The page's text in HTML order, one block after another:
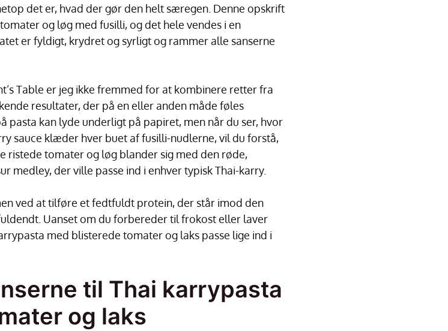
det er, hvad der gør den helt særegen. Denne opskrift
og løg med fusilli, og det hele vendes i en
er fyldigt, krydret og syrligt og rammer alle sanserne
Table er jeg ikke fremmed for at kombinere retter fra
resultater, der på en eller anden måde føles
pasta kan lyde underligt på papiret, men når du ser, hvor
sauce klæder hver buet af fusilli-nudlerne, vil du forstå,
ristede tomater og løg blander sig med den røde,
medley, der ville passe ind i enhver typisk Thai-karry.
ved at tilføre et fedtfuldt protein, der står imod den
Uanset om du forbereder til frokost eller laver
med blisterede tomater og laks passe lige ind i
til Thai karrypasta
og laks